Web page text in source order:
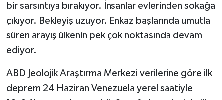
bir sarsıntıya bırakıyor. İnsanlar evlerinden sokağa
çıkıyor. Bekleyiş uzuyor. Enkaz başlarında umutla
süren arayış ülkenin pek çok noktasında devam
ediyor.
ABD Jeolojik Araştırma Merkezi verilerine göre ilk
deprem 24 Haziran Venezuela yerel saatiyle